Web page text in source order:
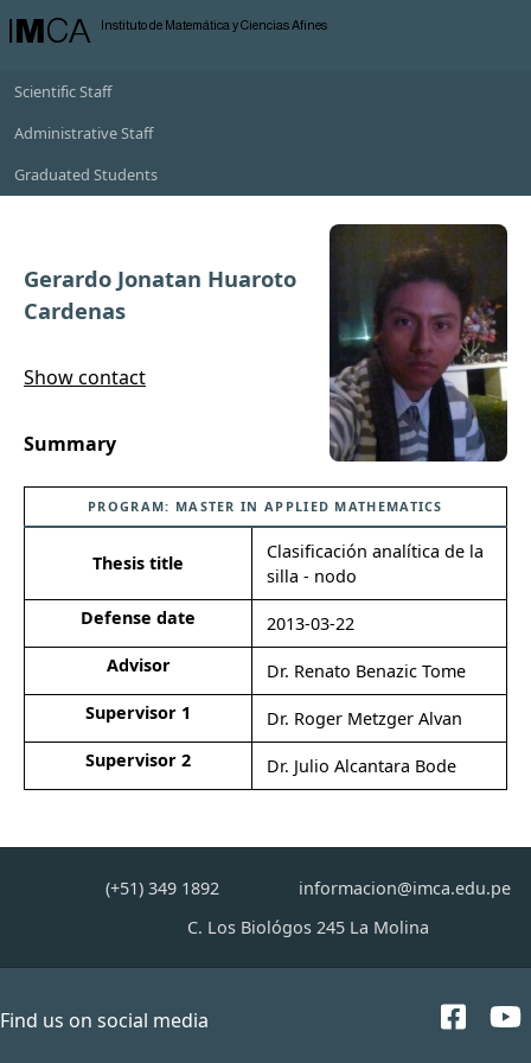
M CA Instituto de Matemática y Ciencias Afines
Scientific Staff
Administrative Staff
Graduated Students
Gerardo Jonatan Huaroto
Cardenas
Show contact
Summary
PROGRAM: MASTER IN APPLIED MATHEMATICS
Thesis title
Clasificación analítica de la
silla - nodo
Defense date
2013-03-22
Advisor
Dr. Renato Benazic Tome
Supervisor 1
Dr. Roger Metzger Alvan
Supervisor 2
Dr. Julio Alcantara Bode
(+51) 349 1892
informacion@imca.edu.pe
C. Los Biológos 245 La Molina
Find us on social media